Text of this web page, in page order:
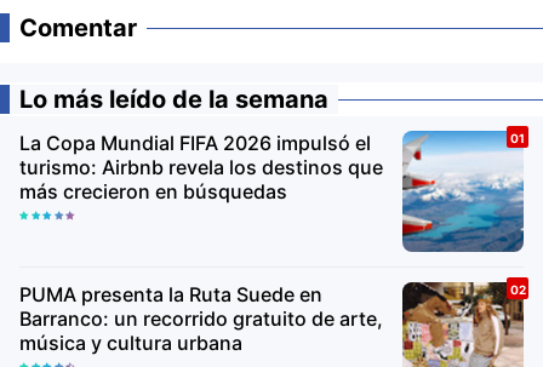
Comentar
Lo más leído de la semana
La Copa Mundial FIFA 2026 impulsó el
turismo: Airbnb revela los destinos que
más crecieron en búsquedas
PUMA presenta la Ruta Suede en
Barranco: un recorrido gratuito de arte,
música y cultura urbana